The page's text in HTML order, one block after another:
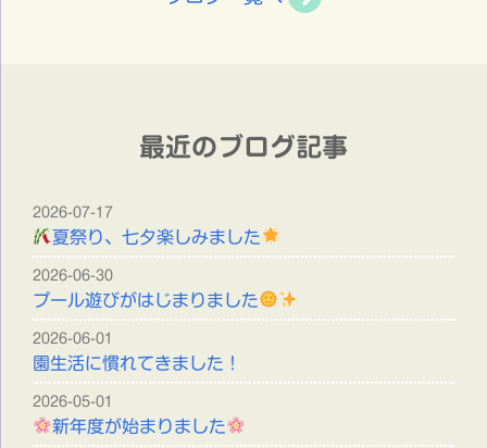
最近のブログ記事
夏祭り、七夕楽しみました
2026-07-17
プール遊びがはじまりました
2026-06-30
園生活に慣れてきました！
2026-06-01
新年度が始まりました
2026-05-01